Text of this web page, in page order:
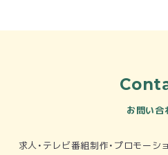
お問い合
求人・テレビ番組制作・プロモーシ